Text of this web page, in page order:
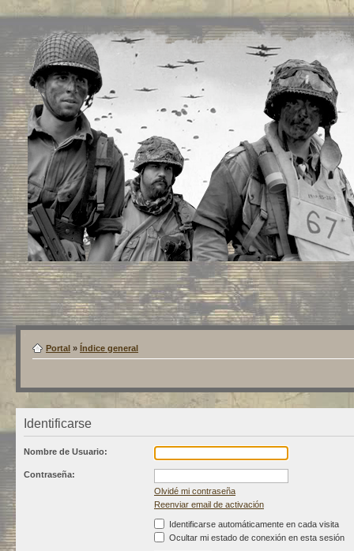
Portal » Índice general
Identificarse
Nombre de Usuario:
Contraseña:
Olvidé mi contraseña
Reenviar email de activación
Identificarse automáticamente en cada visita
Ocultar mi estado de conexión en esta sesión